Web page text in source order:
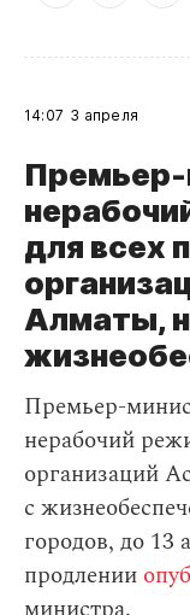
14:07 3 апреля
Премьер-
для всех
Алматы,
Премьер-
нерабочий
организаций
с
городов, до 13
продлении